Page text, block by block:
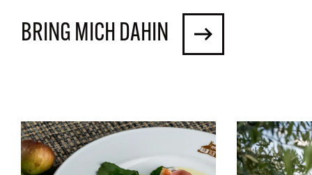
BRING MICH DAHIN